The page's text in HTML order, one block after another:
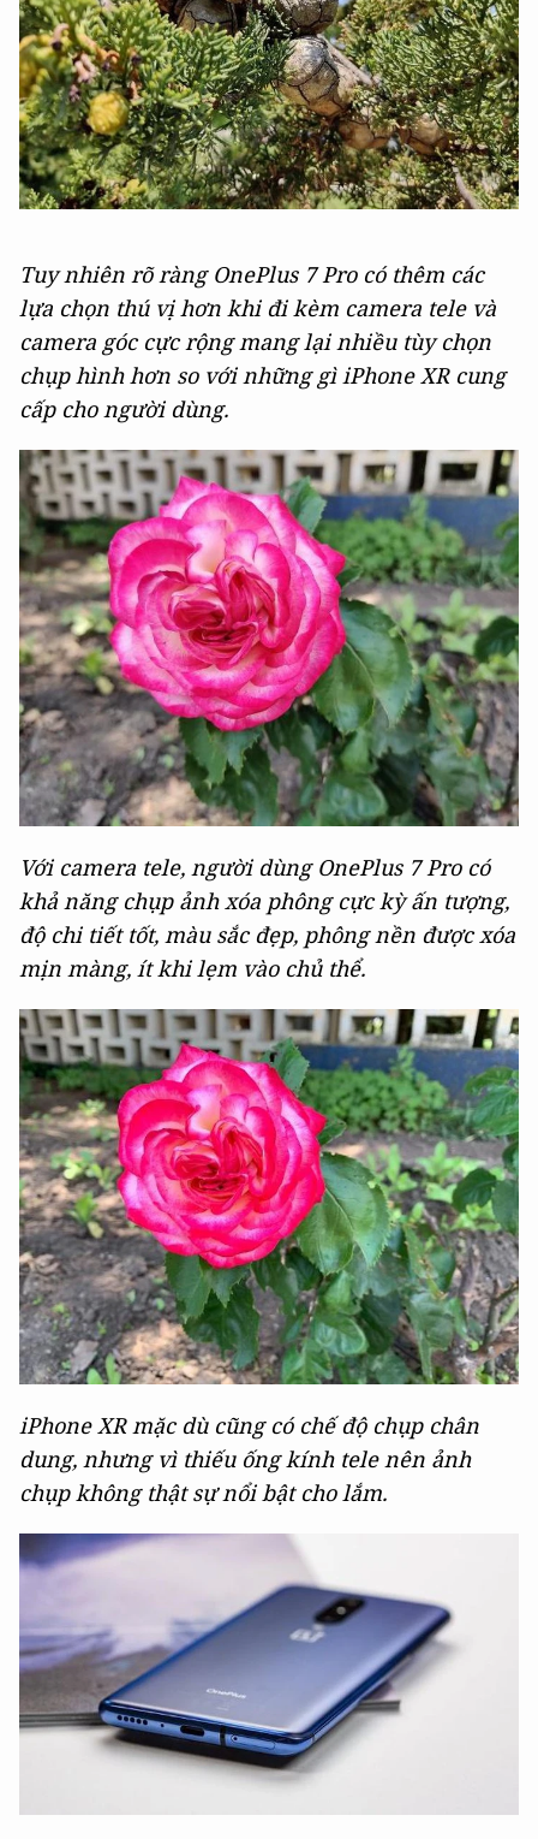
Tuy nhiên rõ ràng OnePlus 7 Pro có thêm các
lựa chọn thú vị hơn khi đi kèm camera tele và
camera góc cực rộng mang lại nhiều tùy chọn
chụp hình hơn so với những gì iPhone XR cung
cấp cho người dùng.
Với camera tele, người dùng OnePlus 7 Pro có
khả năng chụp ảnh xóa phông cực kỳ ấn tượng,
độ chi tiết tốt, màu sắc đẹp, phông nền được xóa
mịn màng, ít khi lẹm vào chủ thể.
iPhone XR mặc dù cũng có chế độ chụp chân
dung, nhưng vì thiếu ống kính tele nên ảnh
chụp không thật sự nổi bật cho lắm.